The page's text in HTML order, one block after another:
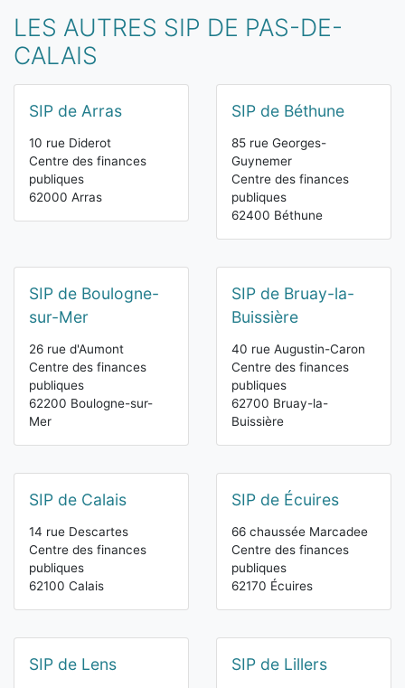
LES AUTRES SIP DE PAS-DE-
CALAIS
SIP de Arras
10 rue Diderot
Centre des finances
publiques
62000 Arras
SIP de Béthune
85 rue Georges-
Guynemer
Centre des finances
publiques
62400 Béthune
SIP de Boulogne-
sur-Mer
26 rue d'Aumont
Centre des finances
publiques
62200 Boulogne-sur-
Mer
SIP de Bruay-la-
Buissière
40 rue Augustin-Caron
Centre des finances
publiques
62700 Bruay-la-
Buissière
SIP de Calais
14 rue Descartes
Centre des finances
publiques
62100 Calais
SIP de Écuires
66 chaussée Marcadee
Centre des finances
publiques
62170 Écuires
SIP de Lens SIP de Lillers